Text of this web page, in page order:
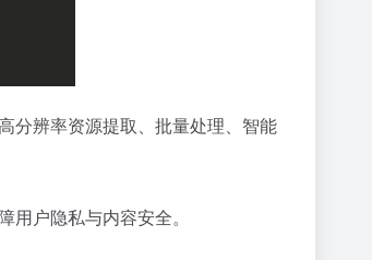
分辨率资源提取、批量处理、智能
户隐私与内容安全。